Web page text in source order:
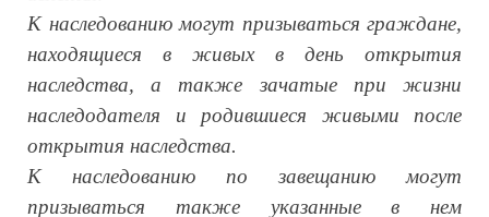
К наследованию могут призываться граждане,
находящиеся в живых в день открытия
наследства, а также зачатые при жизни
наследодателя и родившиеся живыми после
открытия наследства.
К наследованию по завещанию могут
призываться также указанные в нем